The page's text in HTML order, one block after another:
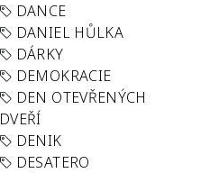
DANCE
DANIEL HŮLKA
DÁRKY
DEMOKRACIE
DEN OTEVŘENÝCH
DVEŘÍ
DENIK
DESATERO